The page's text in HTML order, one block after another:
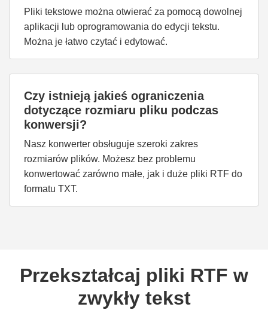
Pliki tekstowe można otwierać za pomocą dowolnej
aplikacji lub oprogramowania do edycji tekstu.
Można je łatwo czytać i edytować.
Czy istnieją jakieś ograniczenia
dotyczące rozmiaru pliku podczas
konwersji?
Nasz konwerter obsługuje szeroki zakres
rozmiarów plików. Możesz bez problemu
konwertować zarówno małe, jak i duże pliki RTF do
formatu TXT.
Przekształcaj pliki RTF w
zwykły tekst